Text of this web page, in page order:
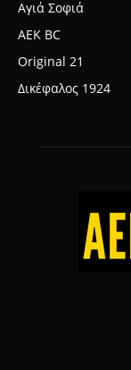
Αγιά Σοφιά
AEK BC
Original 21
Δικέφαλος 1924